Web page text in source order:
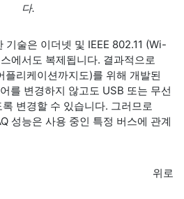
다.
기술은 이더넷 및 IEEE 802.11 (Wi-
에서도 복제됩니다. 결과적으로
플리케이션까지도)를 위해 개발된
를 변경하지 않고도 USB 또는 무선
변경할 수 있습니다. 그러므로
성능은 사용 중인 특정 버스에 관계
위로